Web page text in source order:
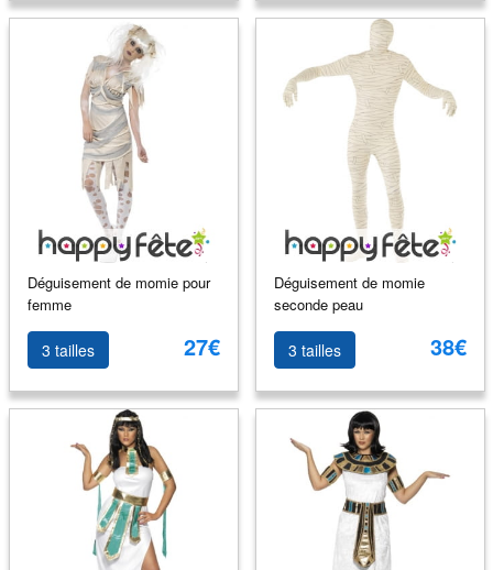
Déguisement de momie pour
femme
3 tailles 27€
Déguisement de momie
seconde peau
3 tailles 38€